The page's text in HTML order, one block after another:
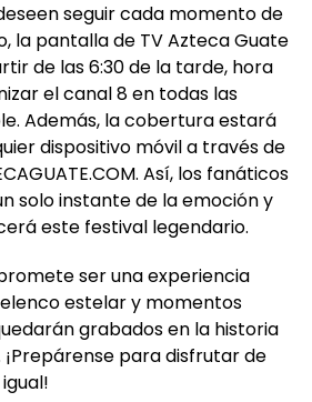
seguir cada momento de
la pantalla de TV Azteca Guate
de las 6:30 de la tarde, hora
el canal 8 en todas las
Además, la cobertura estará
dispositivo móvil a través de
Así, los fanáticos
solo instante de la emoción y
este festival legendario.
ser una experiencia
estelar y momentos
grabados en la historia
para disfrutar de